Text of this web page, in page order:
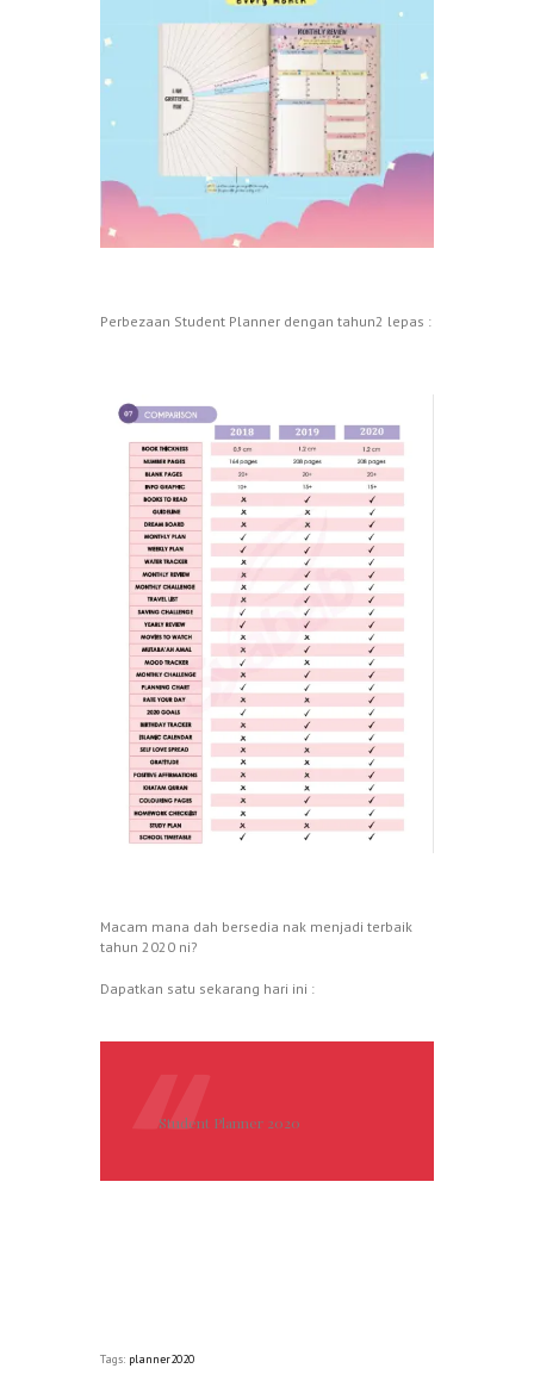
Perbezaan Student Planner dengan tahun2 lepas :
Macam mana dah bersedia nak menjadi terbaik
tahun 2020 ni?
Dapatkan satu sekarang hari ini :
Student Planner 2020
Tags: planner2020